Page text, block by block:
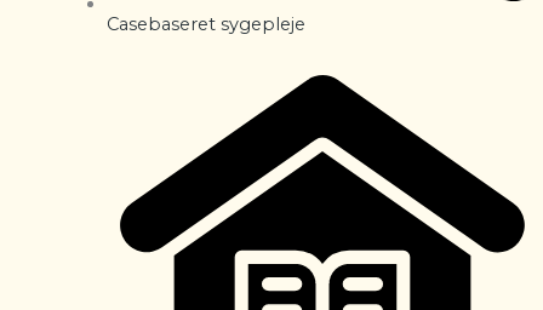
Casebaseret sygepleje